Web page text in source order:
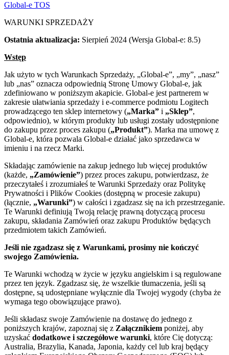
Global-e TOS
WARUNKI SPRZEDAŻY
Ostatnia aktualizacja: Sierpień 2024 (Wersja Global-e: 8.5)
Wstęp
Jak użyto w tych Warunkach Sprzedaży, „Global-e”, „my”, „nasz”
lub „nas” oznacza odpowiednią Stronę Umowy Global-e, jak
zdefiniowano w poniższym akapicie. Global-e jest partnerem w
zakresie ułatwiania sprzedaży i e-commerce podmiotu Logitech
prowadzącego ten sklep internetowy („Marka” i „Sklep”,
odpowiednio), w którym produkty lub usługi zostały udostępnione
do zakupu przez proces zakupu („Produkt”). Marka ma umowę z
Global-e, która pozwala Global-e działać jako sprzedawca w
imieniu i na rzecz Marki.
Składając zamówienie na zakup jednego lub więcej produktów
(każde, „Zamówienie”) przez proces zakupu, potwierdzasz, że
przeczytałeś i zrozumiałeś te Warunki Sprzedaży oraz Politykę
Prywatności i Plików Cookies (dostępną w procesie zakupu)
(łącznie, „Warunki”) w całości i zgadzasz się na ich przestrzeganie.
Te Warunki definiują Twoją relację prawną dotyczącą procesu
zakupu, składania Zamówień oraz zakupu Produktów będących
przedmiotem takich Zamówień.
Jeśli nie zgadzasz się z Warunkami, prosimy nie kończyć
swojego Zamówienia.
Te Warunki wchodzą w życie w języku angielskim i są regulowane
przez ten język. Zgadzasz się, że wszelkie tłumaczenia, jeśli są
dostępne, są udostępniane wyłącznie dla Twojej wygody (chyba że
wymaga tego obowiązujące prawo).
Jeśli składasz swoje Zamówienie na dostawę do jednego z
poniższych krajów, zapoznaj się z Załącznikiem poniżej, aby
uzyskać dodatkowe i szczegółowe warunki, które Cię dotyczą:
Australia, Brazylia, Kanada, Japonia, każdy cel lub kraj będący